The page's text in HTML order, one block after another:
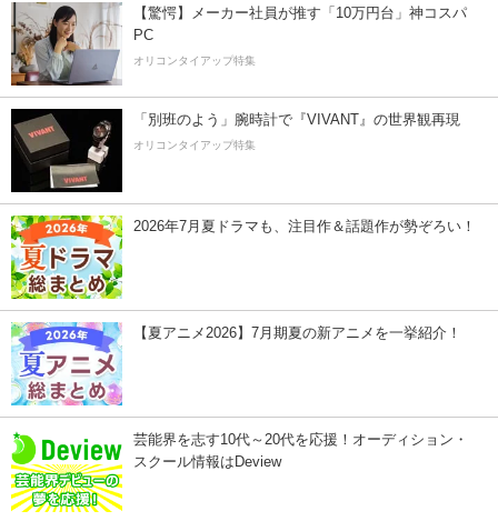
【驚愕】メーカー社員が推す「10万円台」神コスパ
PC
オリコンタイアップ特集
「別班のよう」腕時計で『VIVANT』の世界観再現
オリコンタイアップ特集
2026年7月夏ドラマも、注目作＆話題作が勢ぞろい！
【夏アニメ2026】7月期夏の新アニメを一挙紹介！
芸能界を志す10代～20代を応援！オーディション・
スクール情報はDeview